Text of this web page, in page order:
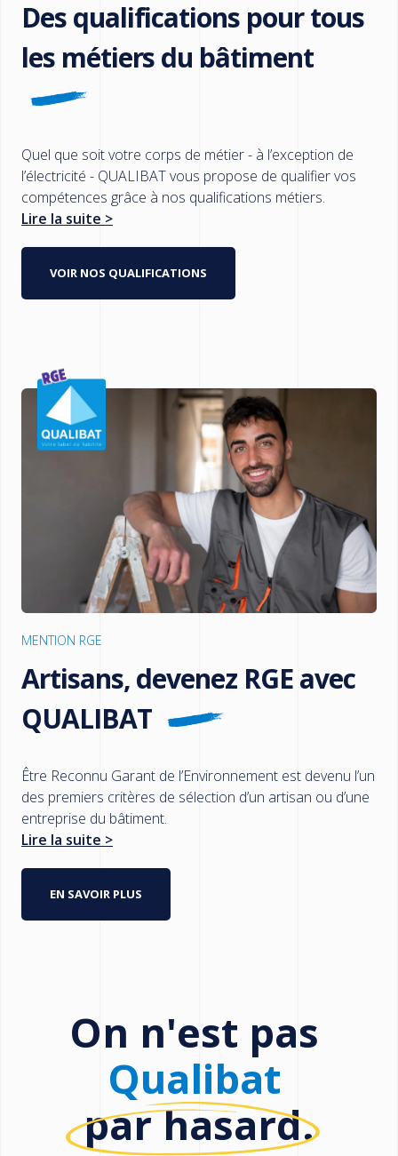
Des qualifications pour tous
les métiers du bâtiment
Quel que soit votre corps de métier - à l’exception de
l’électricité - QUALIBAT vous propose de qualifier vos
compétences grâce à nos qualifications métiers.
Lire la suite >
VOIR NOS QUALIFICATIONS
MENTION RGE
Artisans, devenez RGE avec
QUALIBAT
Être Reconnu Garant de l’Environnement est devenu l’un
des premiers critères de sélection d’un artisan ou d’une
entreprise du bâtiment.
Lire la suite >
EN SAVOIR PLUS
On n'est pas
Qualibat
par hasard.